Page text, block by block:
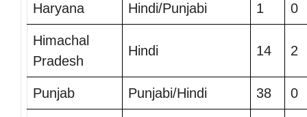
Haryana Hindi/Punjabi 1 0
Himachal
Pradesh
Hindi 14 2
Punjab Punjabi/Hindi 38 0